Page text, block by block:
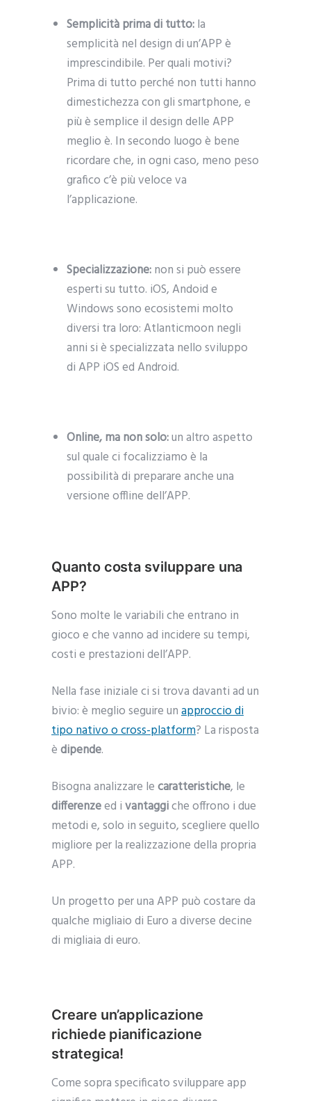
Semplicità prima di tutto:la
semplicità nel design di un’APP è
imprescindibile. Per quali motivi?
Prima di tutto perché non tutti hanno
dimestichezza con gli smartphone, e
più è semplice il design delle APP
meglio è. In secondo luogo è bene
ricordare che, in ogni caso, meno peso
grafico c’è più veloce va
l’applicazione.
Specializzazione:non si può essere
esperti su tutto. iOS, Andoid e
Windows sono ecosistemi molto
diversi tra loro: Atlanticmoon negli
anni si è specializzata nello sviluppo
di APP iOS ed Android.
Online, ma non solo:un altro aspetto
sul quale ci focalizziamo è la
possibilità di preparare anche una
versione offline dell’APP.
Quanto costa sviluppare una
APP?
Sono molte le variabili che entrano in
gioco e che vanno ad incidere su tempi,
costi e prestazioni dell’APP.
Nella fase iniziale ci si trova davanti ad un
bivio: è meglio seguire unapproccio di
tipo nativo o cross-platform? La risposta
èdipende.
Bisogna analizzare lecaratteristiche, le
differenzeed ivantaggiche offrono i due
metodi e, solo in seguito, scegliere quello
migliore per la realizzazione della propria
APP.
Un progetto per una APP può costare da
qualche migliaio di Euro a diverse decine
di migliaia di euro.
Creare un’applicazione
richiede pianificazione
strategica!
Come sopra specificato sviluppare app